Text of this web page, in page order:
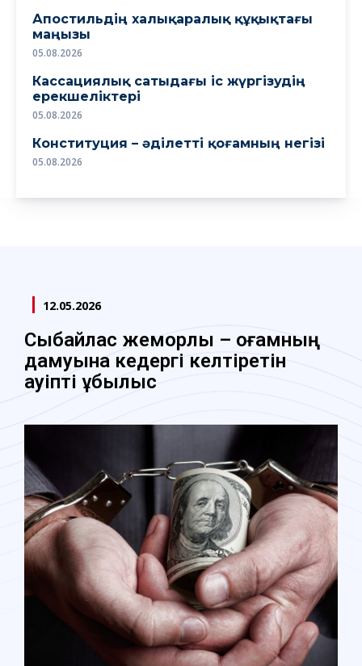
Апостильдің халықаралық құқықтағы
маңызы
05.08.2026
Кассациялық сатыдағы іс жүргізудің
ерекшеліктері
05.08.2026
Конституция – әділетті қоғамның негізі
05.08.2026